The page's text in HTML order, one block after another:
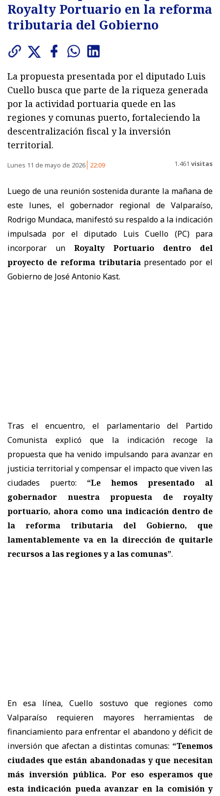
Royalty Portuario en la reforma
tributaria del Gobierno
La propuesta presentada por el diputado Luis
Cuello busca que parte de la riqueza generada
por la actividad portuaria quede en las
regiones y comunas puerto, fortaleciendo la
descentralización fiscal y la inversión
territorial.
Lunes 11 de mayo de 2026 22:09 1.461 visitas
Luego de una reunión sostenida durante la mañana de
este lunes, el gobernador regional de Valparaíso,
Rodrigo Mundaca, manifestó su respaldo a la indicación
impulsada por el diputado Luis Cuello (PC) para
incorporar un
Royalty Portuario dentro del
proyecto de reforma tributaria presentado por el
Gobierno de José Antonio Kast.
Tras el encuentro, el parlamentario del Partido
Comunista explicó que la indicación recoge la
propuesta que ha venido impulsando para avanzar en
justicia territorial y compensar el impacto que viven las
ciudades puerto:
“Le hemos presentado al
gobernador nuestra propuesta de royalty
portuario, ahora como una indicación dentro de
la reforma tributaria del Gobierno, que
lamentablemente va en la dirección de quitarle
recursos a las regiones y a las comunas”.
En esa línea, Cuello sostuvo que regiones como
Valparaíso requieren mayores herramientas de
financiamiento para enfrentar el abandono y déficit de
inversión que afectan a distintas comunas: “Tenemos
ciudades que están abandonadas y que necesitan
más inversión pública. Por eso esperamos que
esta indicación pueda avanzar en la comisión y